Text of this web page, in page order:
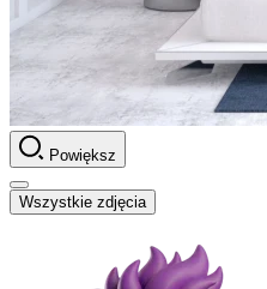
Powiększ
Wszystkie zdjęcia